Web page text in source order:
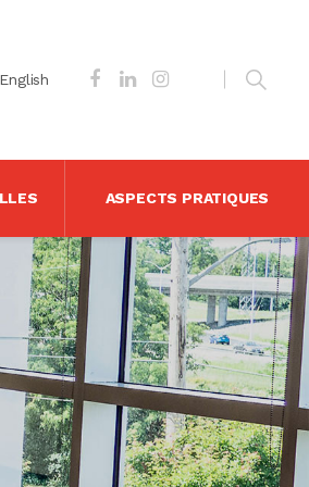
ASPECTS PRATIQUES
English